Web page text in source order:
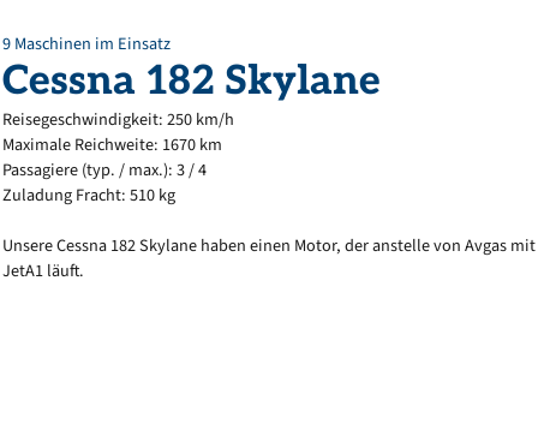
9 Maschinen im Einsatz
Cessna 182 Skylane
Reisegeschwindigkeit: 250 km/h
Maximale Reichweite: 1670 km
Passagiere (typ. / max.): 3 / 4
Zuladung Fracht: 510 kg
Unsere Cessna 182 Skylane haben einen Motor, der anstelle von Avgas mit
JetA1 läuft.